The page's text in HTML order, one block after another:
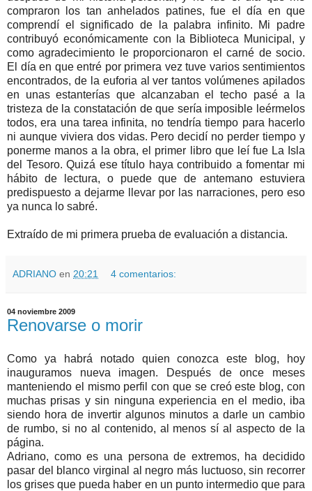
compraron los tan anhelados patines, fue el día en que
comprendí el significado de la palabra infinito. Mi padre
contribuyó económicamente con la Biblioteca Municipal, y
como agradecimiento le proporcionaron el carné de socio.
El día en que entré por primera vez tuve varios sentimientos
encontrados, de la euforia al ver tantos volúmenes apilados
en unas estanterías que alcanzaban el techo pasé a la
tristeza de la constatación de que sería imposible leérmelos
todos, era una tarea infinita, no tendría tiempo para hacerlo
ni aunque viviera dos vidas. Pero decidí no perder tiempo y
ponerme manos a la obra, el primer libro que leí fue La Isla
del Tesoro. Quizá ese título haya contribuido a fomentar mi
hábito de lectura, o puede que de antemano estuviera
predispuesto a dejarme llevar por las narraciones, pero eso
ya nunca lo sabré.
Extraído de mi primera prueba de evaluación a distancia.
ADRIANO en 20:21 4 comentarios:
04 noviembre 2009
Renovarse o morir
Como ya habrá notado quien conozca este blog, hoy
inauguramos nueva imagen. Después de once meses
manteniendo el mismo perfil con que se creó este blog, con
muchas prisas y sin ninguna experiencia en el medio, iba
siendo hora de invertir algunos minutos a darle un cambio
de rumbo, si no al contenido, al menos sí al aspecto de la
página.
Adriano, como es una persona de extremos, ha decidido
pasar del blanco virginal al negro más luctuoso, sin recorrer
los grises que pueda haber en un punto intermedio que para